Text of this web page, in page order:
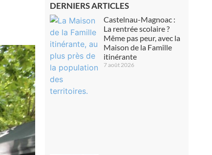
DERNIERS ARTICLES
Castelnau-Magnoac :
La rentrée scolaire ?
Même pas peur, avec la
Maison de la Famille
itinérante
7 août 2026